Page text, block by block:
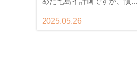
2025.05.26